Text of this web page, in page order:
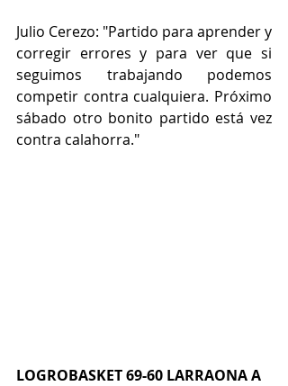
Julio Cerezo: "Partido para aprender y
corregir errores y para ver que si
seguimos trabajando podemos
competir contra cualquiera. Próximo
sábado otro bonito partido está vez
contra calahorra."
LOGROBASKET 69-60 LARRAONA A